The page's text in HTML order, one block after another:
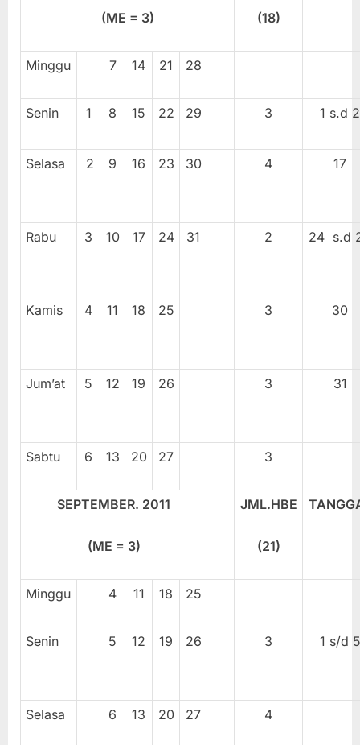
(ME = 3) (18)
Minggu 7 14 21 28
Senin 1 8 15 22 29 3 1 s.d 2
Selasa 2 9 16 23 30 4 17
Rabu 3 10 17 24 31 2 24 s.d
Kamis 4 11 18 25 3 30
Jum’at 5 12 19 26 3 31
Sabtu 6 13 20 27 3
SEPTEMBER. 2011
(ME = 3)
JML.HBE
(21)
Minggu 4 11 18 25
Senin 5 12 19 26 3 1 s/d 5
Selasa 6 13 20 27 4